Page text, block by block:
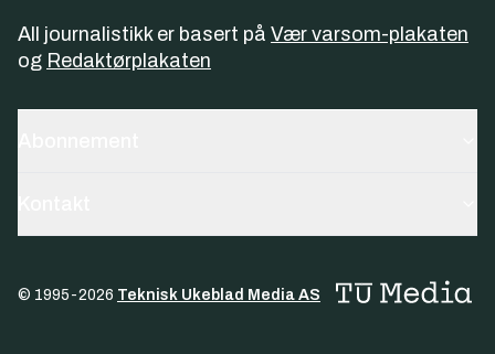
All journalistikk er basert på Vær varsom-plakaten
og Redaktørplakaten
© 1995-2026 Teknisk Ukeblad Media AS